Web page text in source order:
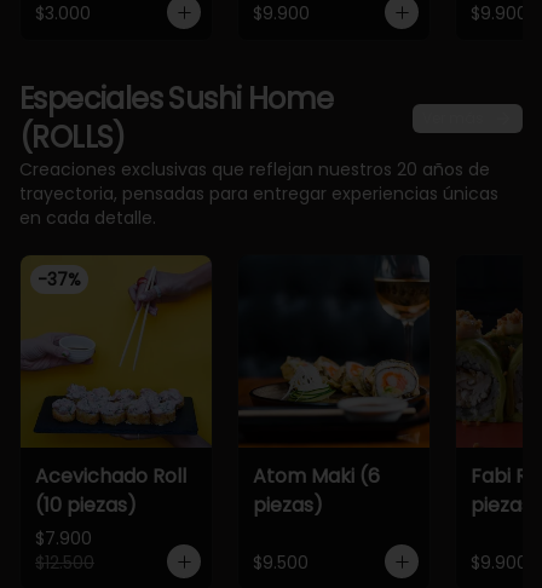
$3.000 $9.900 $9.900
Especiales Sushi Home
(ROLLS)
Creaciones exclusivas que reflejan nuestros 20 años de
trayectoria, pensadas para entregar experiencias únicas
en cada detalle.
-37%
Acevichado Roll
(10 piezas)
$7.900
$12.500
Atom Maki (6
piezas)
$9.500
Fabi
piezas)
$9.900